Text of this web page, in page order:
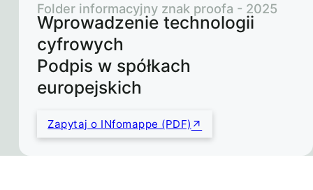
Wprowadzenie technologii
cyfrowych
Podpis w spółkach
europejskich
Folder informacyjny znak proofa - 2025
Zapytaj o INfomappe (PDF)